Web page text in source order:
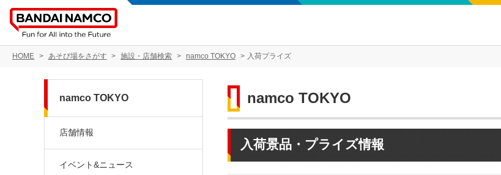
HOME あそび場をさがす 施設・店舗検索 namco TOKYO 入荷プライズ
namco TOKYO
入荷景品・プライズ情報
namco TOKYO
店舗情報
イベント&ニュース